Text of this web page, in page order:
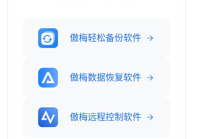
傲梅轻松备份软件
傲梅数据恢复软件
傲梅远程控制软件